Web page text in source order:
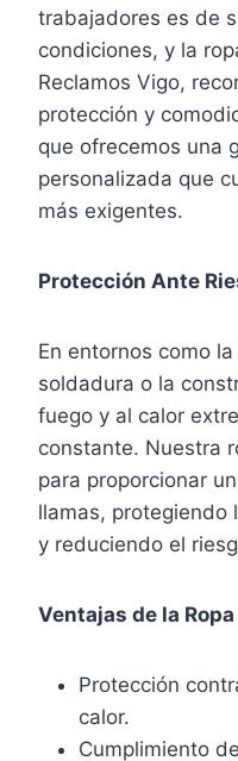
trabajadores es de
condiciones, y la
Reclamos Vigo,
protección y
que ofrecemos una
personalizada que
más exigentes.
Protección Ante
En entornos como
soldadura o la
fuego y al calor
constante. Nuestra
para proporcionar
llamas, protegiendo
y reduciendo el
Ventajas de la
Protección
calor.
Cumplimiento